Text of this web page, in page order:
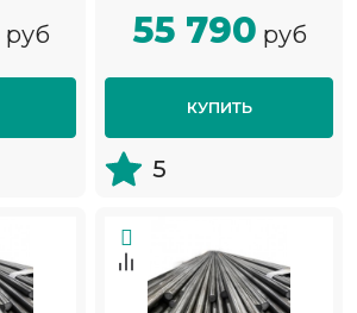
руб 55 790 руб
КУПИТЬ
5